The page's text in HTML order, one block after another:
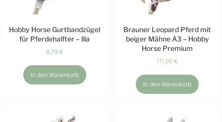
Hobby Horse Gurtbandzügel
für Pferdehalfter – lila
8,79 €
In den Warenkorb
Brauner Leopard Pferd mit
beiger Mähne A3 – Hobby
Horse Premium
111,95€
In den Warenkorb